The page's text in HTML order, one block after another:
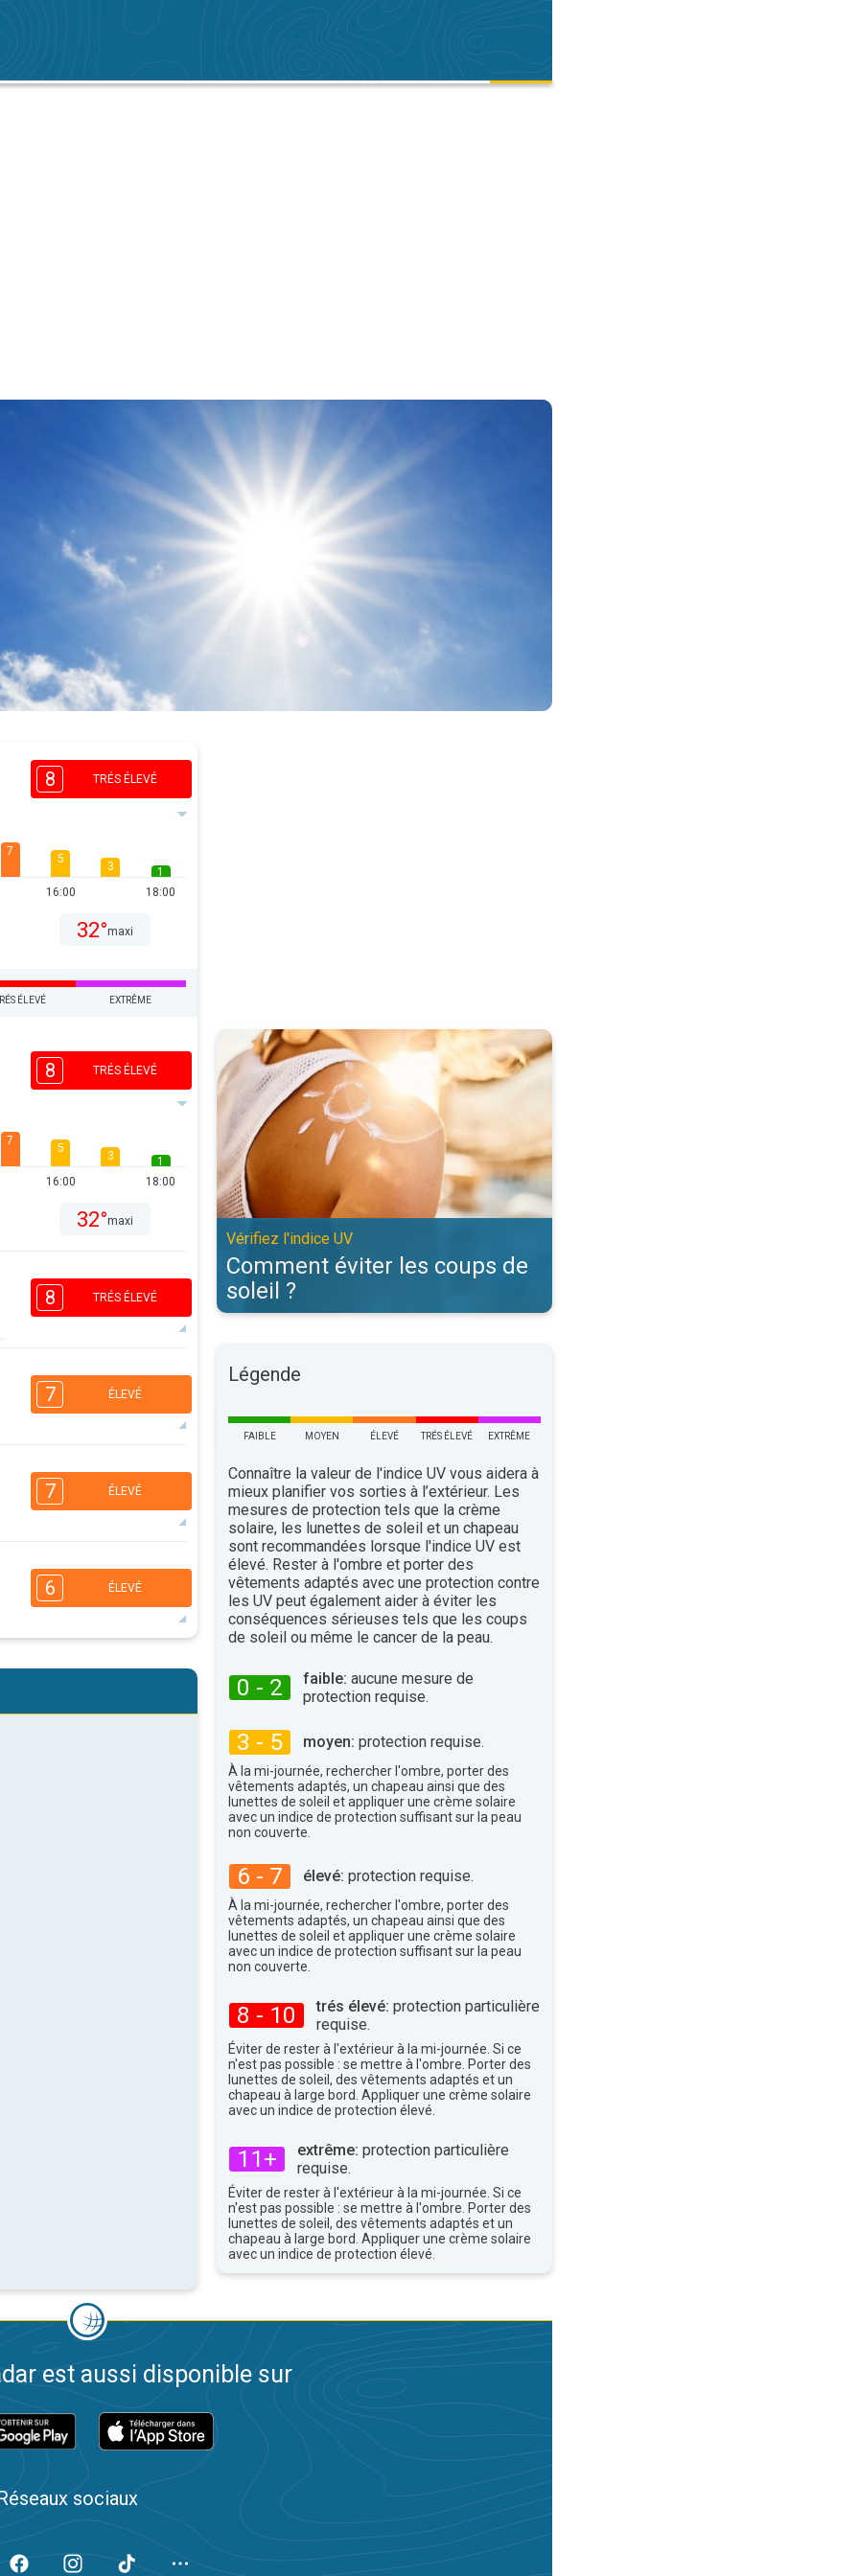
8 TRÉS ÉLEVÉ
7
5
16:00
3
1
18:00
32°maxi
ÉLEVÉ EXTRÊME
8 TRÉS ÉLEVÉ
7
5
16:00
3
1
18:00
32°maxi
8 TRÉS ÉLEVÉ
5
16:00
32°maxi
7 ÉLEVÉ
4
16:00
34°maxi
7 ÉLEVÉ
4
16:00
35°maxi
6 ÉLEVÉ
2
1
Comment éviter les coups de soleil ?. Vérifiez l'indice UV. . .
Vérifiez l'indice UV
Comment éviter les coups de
soleil ?
Légende
FAIBLE MOYEN ÉLEVÉ TRÉS ÉLEVÉ EXTRÊME
Connaître la valeur de l'indice UV vous aidera à
mieux planifier vos sorties à l’extérieur. Les
mesures de protection tels que la crème
solaire, les lunettes de soleil et un chapeau
sont recommandées lorsque l'indice UV est
élevé. Rester à l'ombre et porter des
vêtements adaptés avec une protection contre
les UV peut également aider à éviter les
conséquences sérieuses tels que les coups
de soleil ou même le cancer de la peau.
0 - 2 faible: aucune mesure de
protection requise.
3 - 5 moyen: protection requise.
À la mi-journée, rechercher l'ombre, porter des
vêtements adaptés, un chapeau ainsi que des
lunettes de soleil et appliquer une crème solaire
avec un indice de protection suffisant sur la peau
non couverte.
6 - 7 élevé: protection requise.
À la mi-journée, rechercher l'ombre, porter des
vêtements adaptés, un chapeau ainsi que des
lunettes de soleil et appliquer une crème solaire
avec un indice de protection suffisant sur la peau
non couverte.
8 - 10 trés élevé: protection particulière
requise.
Éviter de rester à l'extérieur à la mi-journée. Si ce
n'est pas possible : se mettre à l'ombre. Porter des
lunettes de soleil, des vêtements adaptés et un
chapeau à large bord. Appliquer une crème solaire
avec un indice de protection élevé.
11+ extrême: protection particulière
requise.
Éviter de rester à l'extérieur à la mi-journée. Si ce
n'est pas possible : se mettre à l'ombre. Porter des
lunettes de soleil, des vêtements adaptés et un
chapeau à large bord. Appliquer une crème solaire
avec un indice de protection élevé.
est aussi disponible sur
sociaux